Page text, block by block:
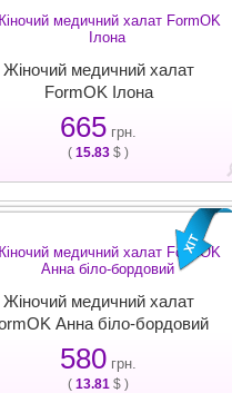
Жіночий медичний халат
FormOK Ілона
665 грн.
( 15.83 $ )
Жіночий медичний халат
Анна біло-бордовий
580 грн.
( 13.81 $ )